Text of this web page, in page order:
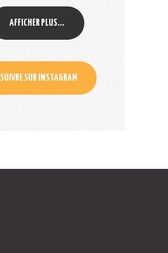
AFFICHER PLUS...
SUIVRE SUR INSTAGRAM